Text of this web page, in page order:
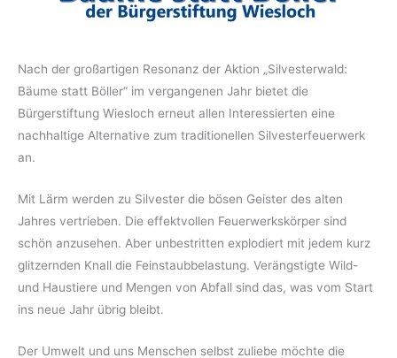
Nach der großartigen Resonanz der Aktion „Silvesterwald:
Bäume statt Böller“ im vergangenen Jahr bietet die
Bürgerstiftung Wiesloch erneut allen Interessierten eine
nachhaltige Alternative zum traditionellen Silvesterfeuerwerk
an.
Mit Lärm werden zu Silvester die bösen Geister des alten
Jahres vertrieben. Die effektvollen Feuerwerkskörper sind
schön anzusehen. Aber unbestritten explodiert mit jedem kurz
glitzernden Knall die Feinstaubbelastung. Verängstigte Wild-
und Haustiere und Mengen von Abfall sind das, was vom Start
ins neue Jahr übrig bleibt.
Der Umwelt und uns Menschen selbst zuliebe möchte die